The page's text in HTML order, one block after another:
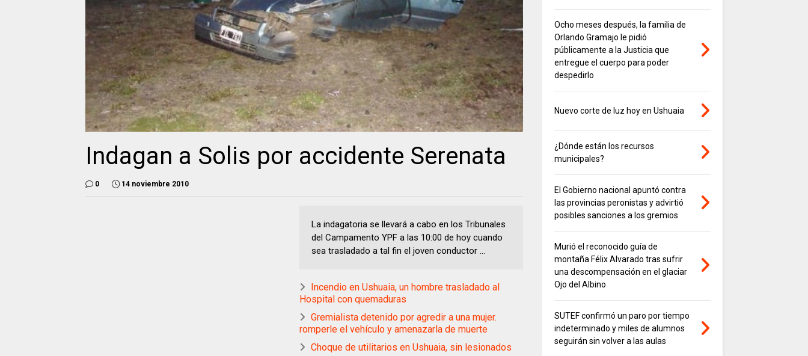
Indagan a Solis por accidente Serenata
0 14 noviembre 2010
La indagatoria se llevará a cabo en los Tribunales
del Campamento YPF a las 10:00 de hoy cuando
sea trasladado a tal fin el joven conductor ...
Incendio en Ushuaia, un hombre trasladado al
Hospital con quemaduras
Gremialista detenido por agredir a una mujer.
romperle el vehículo y amenazarla de muerte
Choque de utilitarios en Ushuaia, sin lesionados
Ocho meses después, la familia de
Orlando Gramajo le pidió
públicamente a la Justicia que
entregue el cuerpo para poder
despedirlo
Nuevo corte de luz hoy en Ushuaia
¿Dónde están los recursos
municipales?
El Gobierno nacional apuntó contra
las provincias peronistas y advirtió
posibles sanciones a los gremios
Murió el reconocido guía de
montaña Félix Alvarado tras sufrir
una descompensación en el glaciar
Ojo del Albino
SUTEF confirmó un paro por tiempo
indeterminado y miles de alumnos
seguirán sin volver a las aulas